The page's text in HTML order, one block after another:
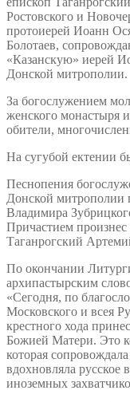
Ростовского и
протоиерей Иоанн
Болотаев,
«Казанскую» иерей
Донской митрополии.
За богослужением
женского монастыря
обители,
На сугубой ектении
Песнопения
Донской митрополии
Владимира
Причастием
Таганрогский
По окончании
архипастырским
«Сегодня, по
Московского и всея
крестного хода
Божией Матери. Это
которая
вдохновляла
иноземных